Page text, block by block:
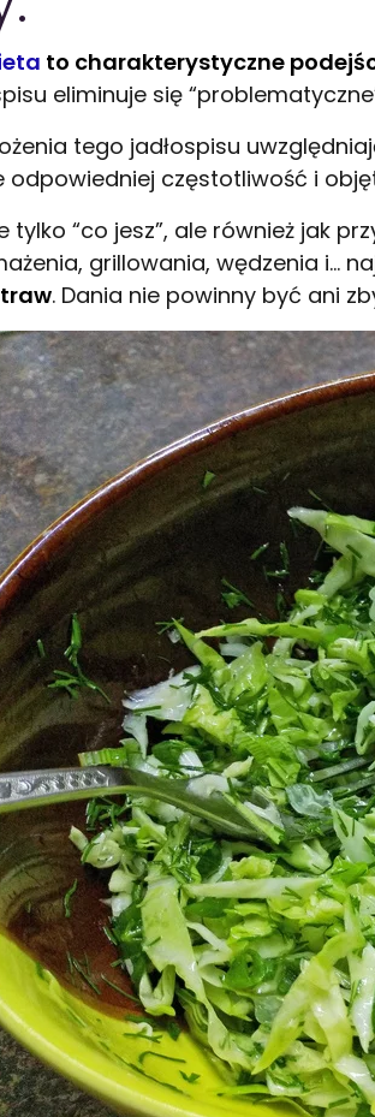
to charakterystyczne
eliminuje się
tego jadłospisu
odpowiedniej częstotliwość i
tylko “co jesz”, ale również jak
grillowania, wędzenia i…
. Dania nie powinny być ani